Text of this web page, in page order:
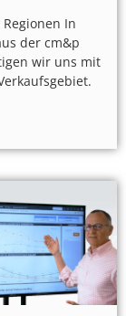
In
der cm&p
wir uns mit